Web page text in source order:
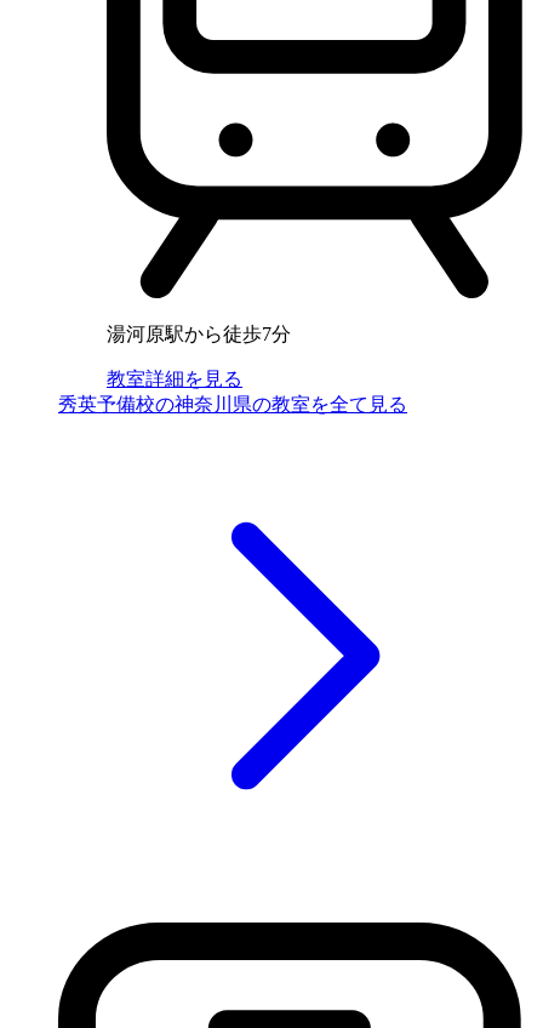
湯河原駅から徒歩7分
教室詳細を見る
秀英予備校の神奈川県の教室を全て見る